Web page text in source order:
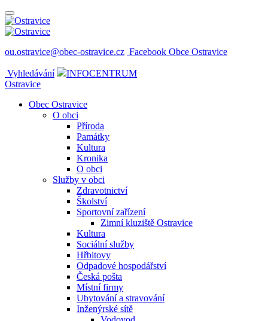
ou.ostravice@obec-ostravice.cz Facebook Obce Ostravice
Vyhledávání
INFOCENTRUM
Ostravice
Obec Ostravice
O obci
Příroda
Památky
Kultura
Kronika
O obci
Služby v obci
Zdravotnictví
Školství
Sportovní zařízení
Zimní kluziště Ostravice
Kultura
Sociální služby
Hřbitovy
Odpadové hospodářství
Česká pošta
Místní firmy
Ubytování a stravování
Inženýrské sítě